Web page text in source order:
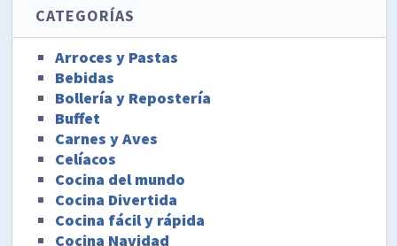
CATEGORÍAS
Arroces y Pastas
Bebidas
Bollería y Repostería
Buffet
Carnes y Aves
Celíacos
Cocina del mundo
Cocina Divertida
Cocina fácil y rápida
Cocina Navidad